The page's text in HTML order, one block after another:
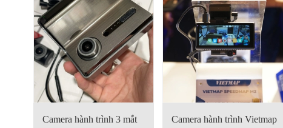
Camera hành trình 3 mắt
Camera hành trình Vietmap